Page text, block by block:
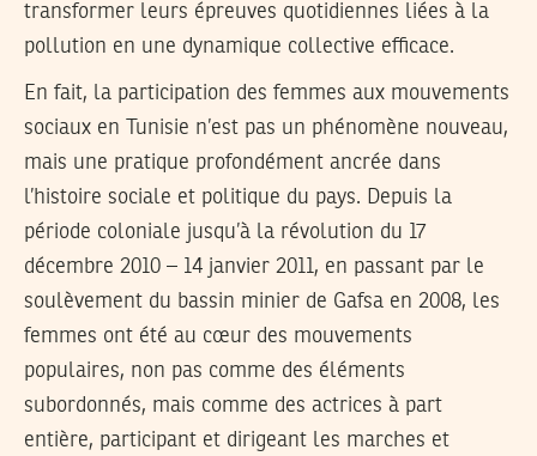
transformer leurs épreuves quotidiennes liées à la
pollution en une dynamique collective efficace.
En fait, la participation des femmes aux mouvements
sociaux en Tunisie n’est pas un phénomène nouveau,
mais une pratique profondément ancrée dans
l’histoire sociale et politique du pays. Depuis la
période coloniale jusqu’à la révolution du 17
décembre 2010 – 14 janvier 2011, en passant par le
soulèvement du bassin minier de Gafsa en 2008, les
femmes ont été au cœur des mouvements
populaires, non pas comme des éléments
subordonnés, mais comme des actrices à part
entière, participant et dirigeant les marches et